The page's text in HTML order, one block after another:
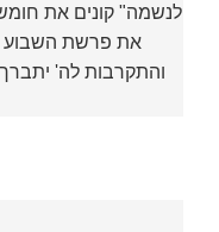
לנשמה" קונים את
את פרשת השבוע
והתקרבות לה'